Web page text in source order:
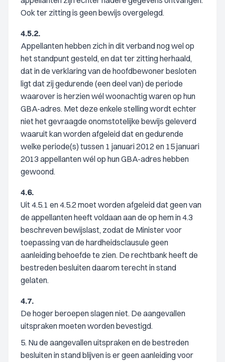
Ook ter zitting is geen bewijs overgelegd.
4.5.2.
Appellanten hebben zich in dit verband nog wel op
het standpunt gesteld, en dat ter zitting herhaald,
dat in de verklaring van de hoofdbewoner besloten
ligt dat zij gedurende (een deel van) de periode
waarover is herzien wél woonachtig waren op hun
GBA-adres. Met deze enkele stelling wordt echter
niet het gevraagde onomstotelijke bewijs geleverd
waaruit kan worden afgeleid dat en gedurende
welke periode(s) tussen 1 januari 2012 en 15 januari
2013 appellanten wél op hun GBA-adres hebben
gewoond.
4.6.
Uit 4.5.1 en 4.5.2 moet worden afgeleid dat geen van
de appellanten heeft voldaan aan de op hem in 4.3
beschreven bewijslast, zodat de Minister voor
toepassing van de hardheidsclausule geen
aanleiding behoefde te zien. De rechtbank heeft de
bestreden besluiten daarom terecht in stand
gelaten.
4.7.
De hoger beroepen slagen niet. De aangevallen
uitspraken moeten worden bevestigd.
5. Nu de aangevallen uitspraken en de bestreden
besluiten in stand blijven is er geen aanleiding voor